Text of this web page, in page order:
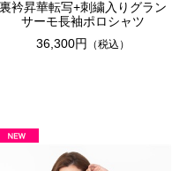
裏衿昇華転写+刺繍入りグラン
サーモ長袖ポロシャツ
36,300円
（税込）